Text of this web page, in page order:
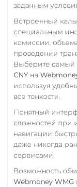
заданным
Встроенный
специальным
комиссии,
проведении
Выберите самый
CNY на
используя
все тонкости.
Понятный
сложностей при
навигации
даже никогда
сервисами.
Возможность
Webmoney WMG